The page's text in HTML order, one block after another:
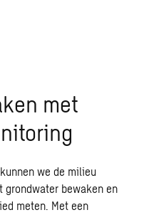
met
we de milieu
bewaken en
meten. Met een